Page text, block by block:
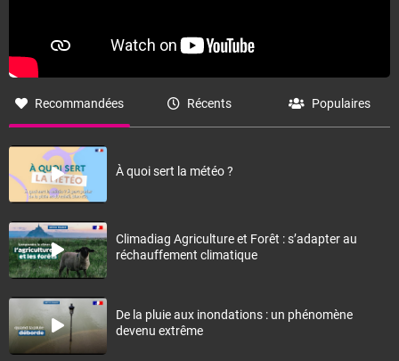
Recommandées Récents Populaires
À quoi sert la météo ?
Climadiag Agriculture et Forêt : s’adapter au
réchauffement climatique
De la pluie aux inondations : un phénomène
devenu extrême